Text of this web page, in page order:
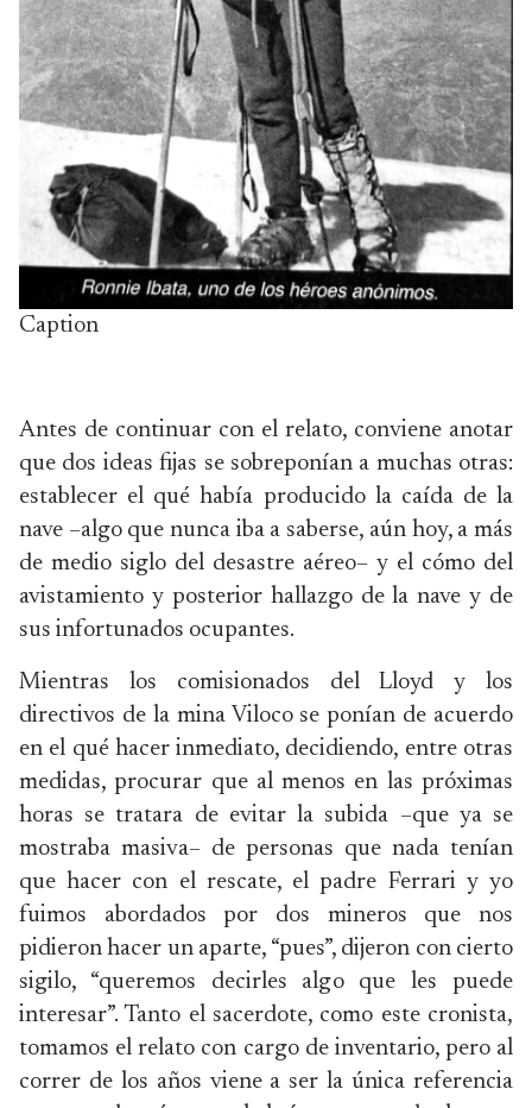
Caption
Antes de continuar con el relato, conviene anotar
que dos ideas fijas se sobreponían a muchas otras:
establecer el qué había producido la caída de la
nave –algo que nunca iba a saberse, aún hoy, a más
de medio siglo del desastre aéreo– y el cómo del
avistamiento y posterior hallazgo de la nave y de
sus infortunados ocupantes.
Mientras los comisionados del Lloyd y los
directivos de la mina Viloco se ponían de acuerdo
en el qué hacer inmediato, decidiendo, entre otras
medidas, procurar que al menos en las próximas
horas se tratara de evitar la subida –que ya se
mostraba masiva– de personas que nada tenían
que hacer con el rescate, el padre Ferrari y yo
fuimos abordados por dos mineros que nos
pidieron hacer un aparte, “pues”, dijeron con cierto
sigilo, “queremos decirles algo que les puede
interesar”. Tanto el sacerdote, como este cronista,
tomamos el relato con cargo de inventario, pero al
correr de los años viene a ser la única referencia